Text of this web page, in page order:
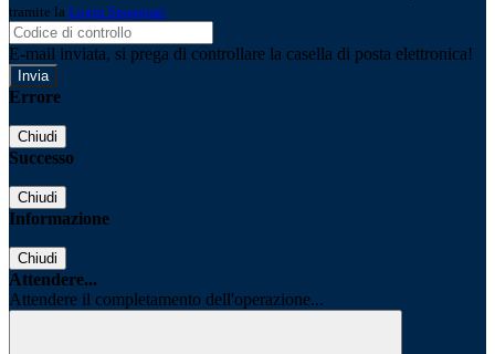
tramite la Login Spaggiari
E-mail inviata, si prega di controllare la casella di posta elettronica!
Errore
Chiudi
Successo
Chiudi
Informazione
Chiudi
Attendere...
Attendere il completamento dell'operazione...